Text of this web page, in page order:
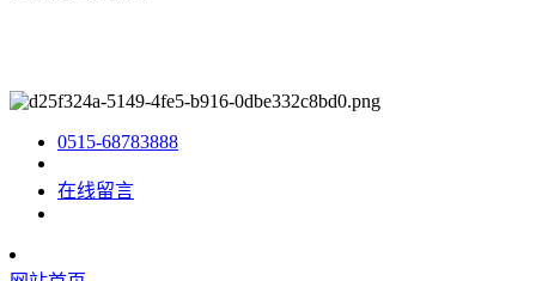
0515-68783888
在线留言